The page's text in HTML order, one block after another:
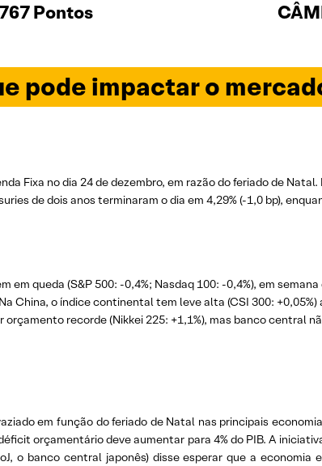
Pontos
pode impactar o
Fixa no dia 24 de dezembro, em razão do feriado de
de dois anos terminaram o dia em 4,29% (-1,0 bp),
queda (S&P 500: -0,4%; Nasdaq 100: -0,4%), em
China, o índice continental tem leve alta (CSI 300:
orçamento recorde (Nikkei 225: +1,1%), mas banco central
em função do feriado de Natal nas principais
orçamentário deve aumentar para 4% do PIB. A
o banco central japonês) disse esperar que a